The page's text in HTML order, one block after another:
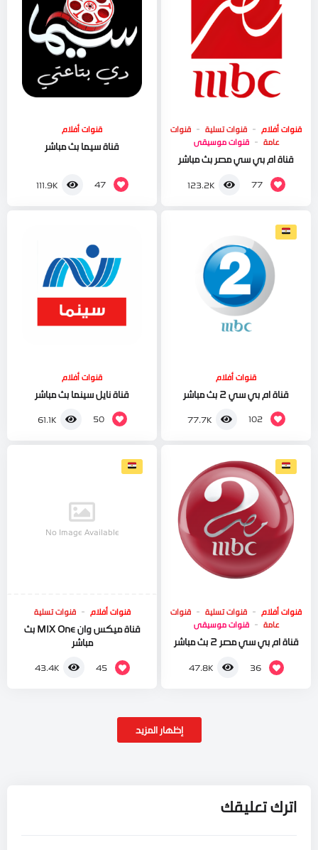
قنوات أفلام قنوات تسلية
قنوات
عامة
قنوات موسيقى
قناة ام بي سي مصر بث مباشر
77
123.2K
قنوات أفلام
قناة سيما بث مباشر
47
111.9K
قنوات أفلام
قناة ام بي سي 2 بث مباشر
102
77.7K
قنوات أفلام
قناة نايل سينما بث مباشر
50
61.1K
قنوات أفلام قنوات تسلية
قنوات
عامة
قنوات موسيقى
قناة ام بي سي مصر 2 بث مباشر
36
47.8K
No Image Available
قنوات أفلام قنوات تسلية
قناة ميكس وان MIX One بث
مباشر
45
43.4K
إظهار المزيد
اترك تعليقك